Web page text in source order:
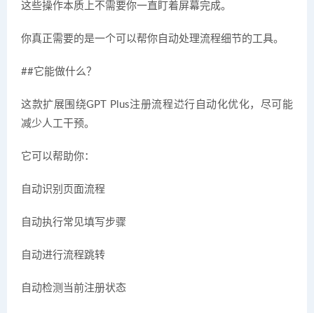
这些操作本质上不需要你一直盯着屏幕完成。
你真正需要的是一个可以帮你自动处理流程细节的工具。
##它能做什么？
这款扩展围绕GPT Plus注册流程进行自动化优化，尽可能
减少人工干预。
它可以帮助你：
自动识别页面流程
自动执行常见填写步骤
自动进行流程跳转
自动检测当前注册状态